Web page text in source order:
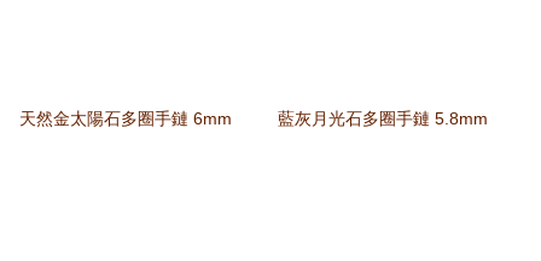
天然金太陽石多圈手鏈 6mm 藍灰月光石多圈手鏈 5.8mm